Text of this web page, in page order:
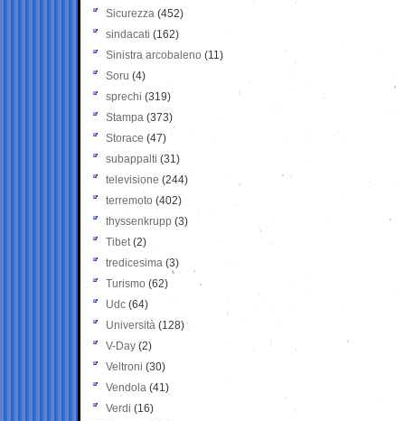
Sicurezza (452)
sindacati (162)
Sinistra arcobaleno (11)
Soru (4)
sprechi (319)
Stampa (373)
Storace (47)
subappalti (31)
televisione(244)
terremoto (402)
thyssenkrupp (3)
Tibet(2)
tredicesima (3)
Turismo (62)
Udc (64)
Università (128)
V-Day (2)
Veltroni (30)
Vendola (41)
Verdi (16)